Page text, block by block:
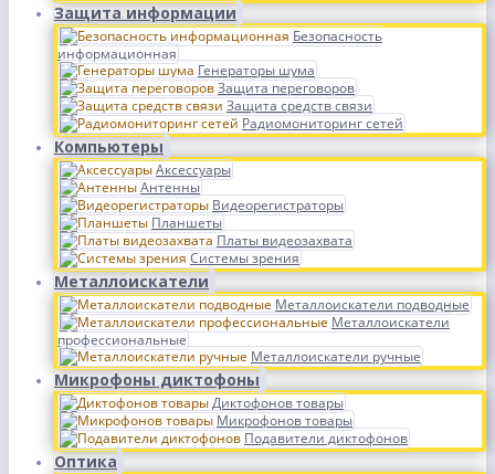
Защита информации
Безопасность
информационная
Генераторы шума
Защита переговоров
Защита средств связи
Радиомониторинг сетей
Компьютеры
Аксессуары
Антенны
Видеорегистраторы
Планшеты
Платы видеозахвата
Системы зрения
Металлоискатели
Металлоискатели подводные
Металлоискатели
профессиональные
Металлоискатели ручные
Микрофоны диктофоны
Диктофонов товары
Микрофонов товары
Подавители диктофонов
Оптика